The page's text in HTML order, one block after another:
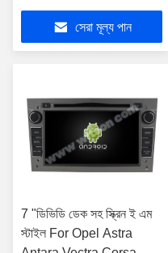
2012-2016 কার মাল্টিমিডিয়া
স্টেরিও জিপিএস CarPlay
প্লেয়ার ((HB
সেরা মূল্য পান
7 "ডিভিডি ডেক সহ স্ক্রিন ই এম
স্টাইল For Opel Astra